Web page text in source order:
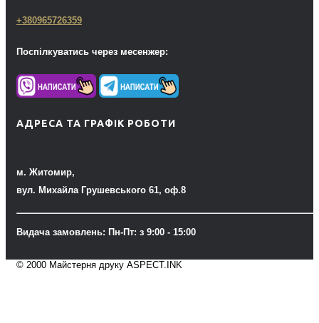
+380965726359
Поспілкуватись через месенжер:
АДРЕСА ТА ГРАФІК РОБОТИ
м. Житомир,
вул. Михайла Грушевського 61, оф.8
Видача замовлень: Пн-Пт: з 9:00 - 15:00
© 2000 Майстерня друку ASPECT.INK